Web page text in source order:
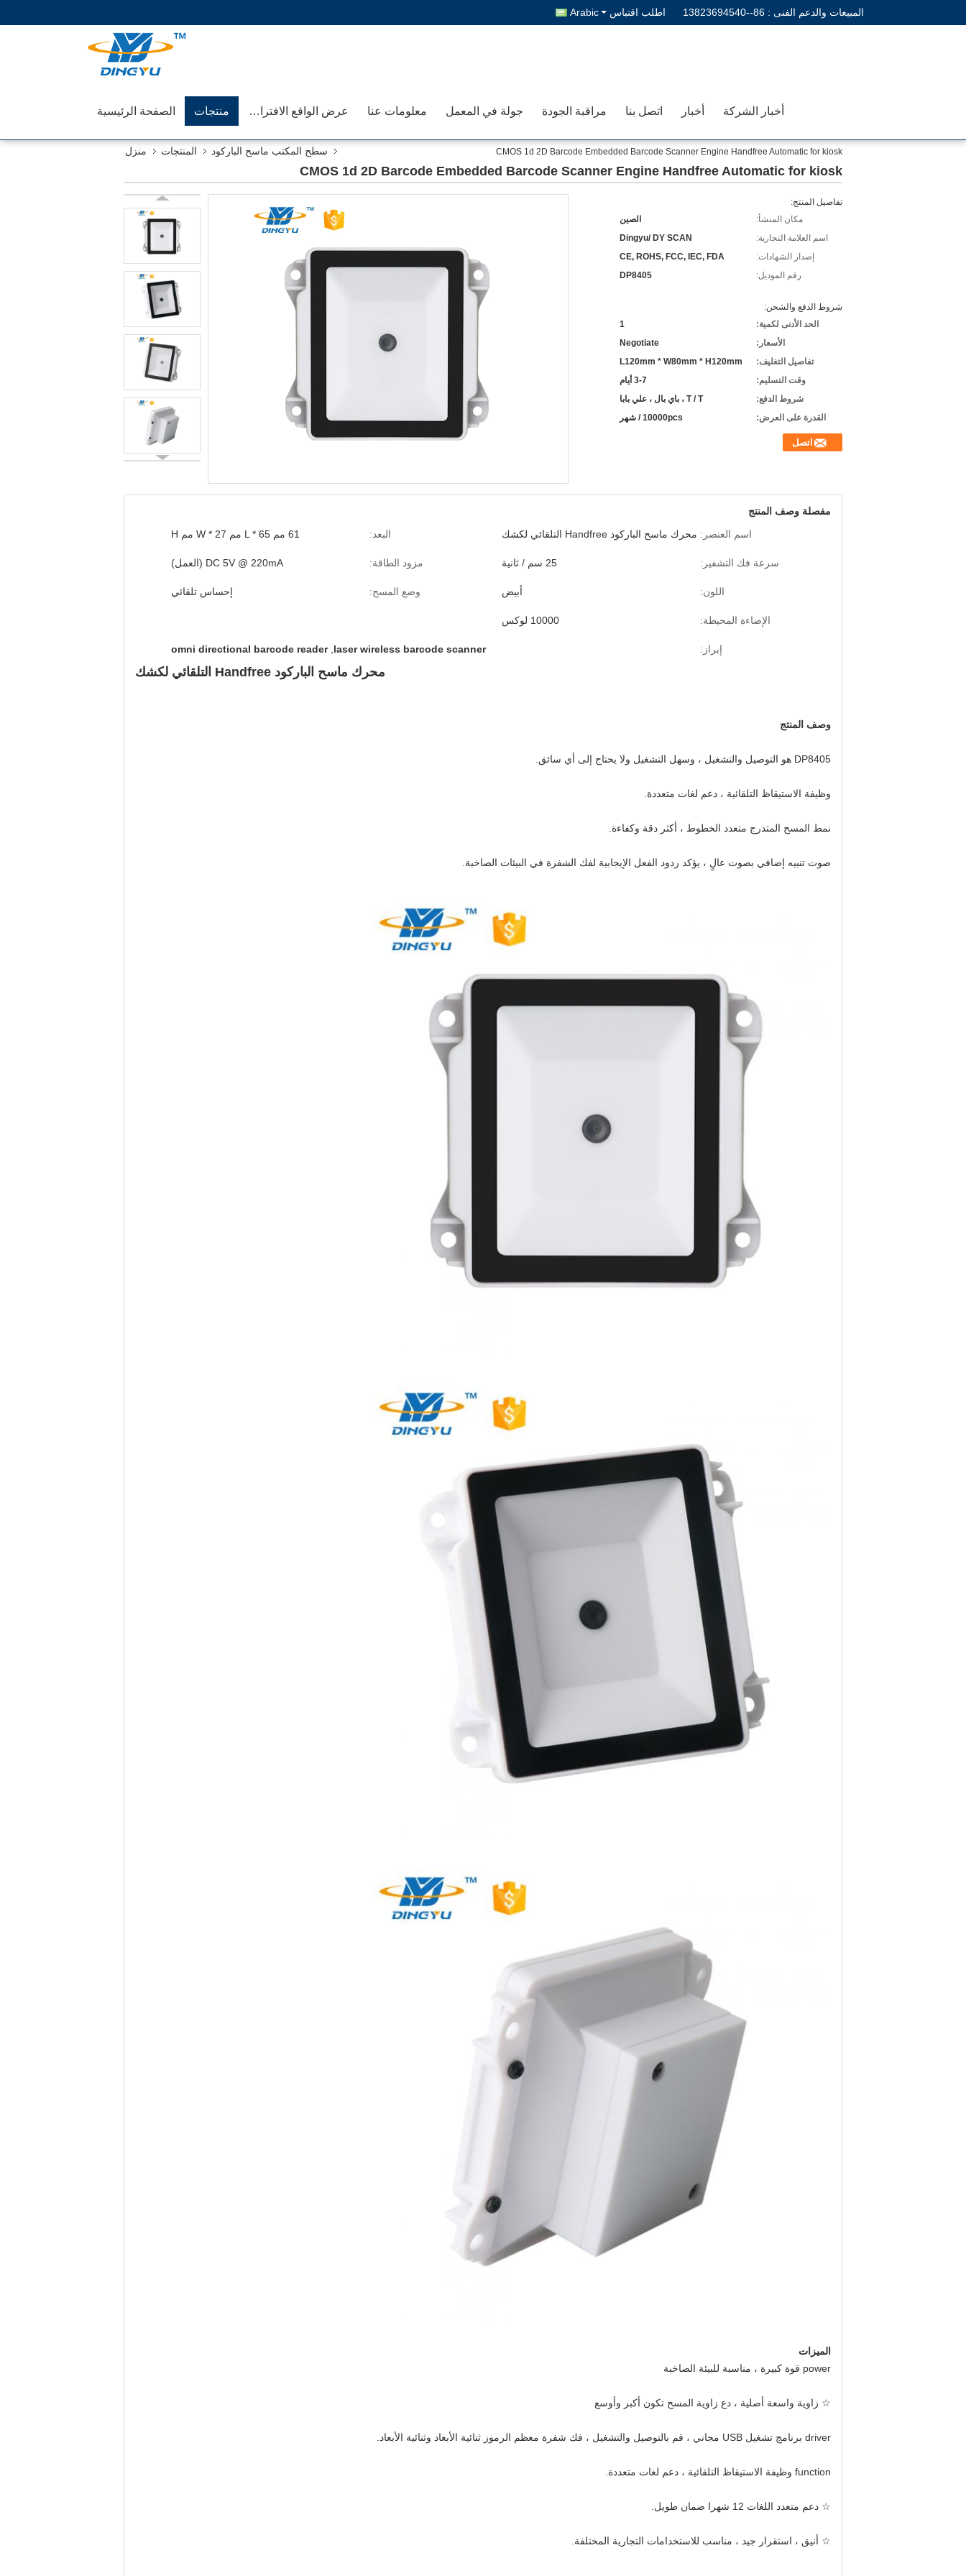
المبيعات والدعم الفنى : 86--13823694540 اطلب اقتباس Arabic
الصفحة الرئيسية منتجات عرض الواقع الافتراضي معلومات عنا جولة في المعمل مراقبة الجودة اتصل بنا أخبار أخبار الشركة
منزل المنتجات سطح المكتب ماسح الباركود CMOS 1d 2D Barcode Embedded Barcode Scanner Engine Handfree Automatic for kiosk
CMOS 1d 2D Barcode Embedded Barcode Scanner Engine Handfree Automatic for kiosk
تفاصيل المنتج:
مكان المنشأ:
الصين
اسم العلامة التجارية:
Dingyu/ DY SCAN
إصدار الشهادات:
CE, ROHS, FCC, IEC, FDA
رقم الموديل:
DP8405
شروط الدفع والشحن:
الحد الأدنى لكمية:
1
الأسعار:
Negotiate
تفاصيل التغليف:
L120mm * W80mm * H120mm
وقت التسليم:
3-7 أيام
شروط الدفع:
T / T ، باي بال ، علي بابا
القدرة على العرض:
10000pcs / شهر
اتصل
مفصلة وصف المنتج
اسم العنصر: محرك ماسح الباركود Handfree التلقائي لكشك البعد: 61 مم L * 65 مم W * 27 مم H
سرعة فك التشفير: 25 سم / ثانية مزود الطاقة: DC 5V @ 220mA (العمل)
اللون: أبيض وضع المسح: إحساس تلقائي
الإضاءة المحيطة: 10000 لوكس
إبراز: laser wireless barcode scanner
,
omni directional barcode reader
محرك ماسح الباركود Handfree التلقائي لكشك
وصف المنتج
DP8405 هو التوصيل والتشغيل ، وسهل التشغيل ولا يحتاج إلى أي سائق.
وظيفة الاستيقاظ التلقائية ، دعم لغات متعددة.
نمط المسح المتدرج متعدد الخطوط ، أكثر دقة وكفاءة.
صوت تنبيه إضافي بصوت عالٍ ، يؤكد ردود الفعل الإيجابية لفك الشفرة في البيئات الصاخبة.
الميزات
power قوة كبيرة ، مناسبة للبيئة الصاخبة
☆ زاوية واسعة أصلية ، دع زاوية المسح تكون أكبر وأوسع
driver برنامج تشغيل USB مجاني ، قم بالتوصيل والتشغيل ، فك شفرة معظم الرموز ثنائية الأبعاد وثنائية الأبعاد.
function وظيفة الاستيقاظ التلقائية ، دعم لغات متعددة.
☆ دعم متعدد اللغات 12 شهرا ضمان طويل.
☆ أنيق ، استقرار جيد ، مناسب للاستخدامات التجارية المختلفة.